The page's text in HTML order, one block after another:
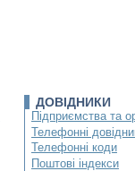
ДОВІДНИКИ
Підприємства та
Телефонні
Телефонні коди
Поштові індекси